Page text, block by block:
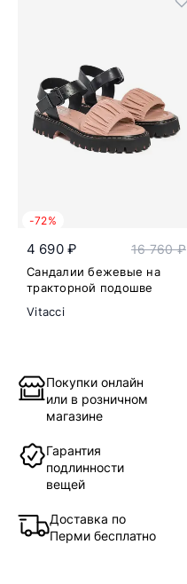
-72%
4 690 ₽ 16 760 ₽
Сандалии бежевые на
тракторной подошве
Vitacci
Покупки онлайн
или в розничном
магазине
Гарантия
подлинности
вещей
Доставка по
Перми бесплатно